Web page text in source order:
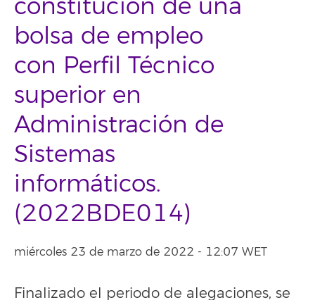
constitución de una
bolsa de empleo
con Perfil Técnico
superior en
Administración de
Sistemas
informáticos.
(2022BDE014)
miércoles 23 de marzo de 2022 - 12:07 WET
Finalizado el periodo de alegaciones, se